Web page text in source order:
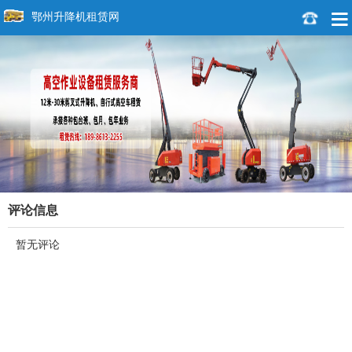
鄂州升降机租赁网
评论信息
暂无评论